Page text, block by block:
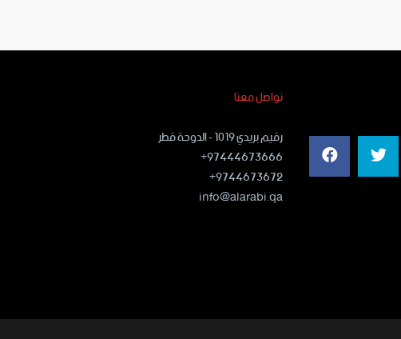
تواصل معنا
رقيم بريدي ١٠١٩ - الدوحة قطر
97444673666+
9744673672+
info@alarabi.qa